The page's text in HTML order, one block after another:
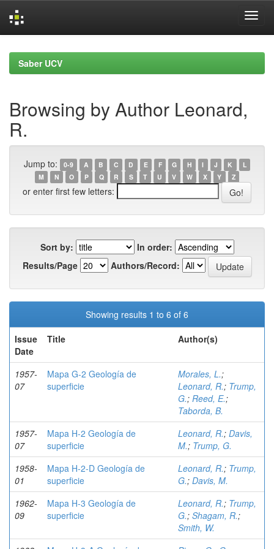
navigationSaber UCV
Browsing by Author Leonard,
R.
Jump to: 0-9 A B C D E F G H I J K
L
M
N O P Q R S T U V W X Y Z
or enter first few letters:
Sort by:
In order:
Results/Page
Authors/Record:
Showing results 1 to 6 of 6
Issue
Date
Title Author(s)
1957-
07
Mapa G-2 Geología de
superficie
Morales, L.;
Leonard, R.; Trump,
G.; Reed, E.;
Taborda, B.
1957-
07
Mapa H-2 Geología de
superficie
Leonard, R.; Davis,
M.; Trump, G.
1958-
01
Mapa H-2-D Geología de
superficie
Leonard, R.; Trump,
G.; Davis, M.
1962-
09
Mapa H-3 Geología de
superficie
Leonard, R.; Trump,
G.; Shagam, R.;
Smith, W.